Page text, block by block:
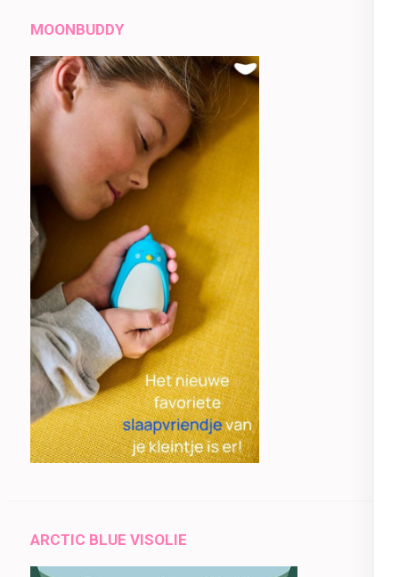
MOONBUDDY
ARCTIC BLUE VISOLIE